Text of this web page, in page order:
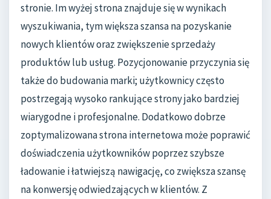
stronie. Im wyżej strona znajduje się w wynikach
wyszukiwania, tym większa szansa na pozyskanie
nowych klientów oraz zwiększenie sprzedaży
produktów lub usług. Pozycjonowanie przyczynia się
także do budowania marki; użytkownicy często
postrzegają wysoko rankujące strony jako bardziej
wiarygodne i profesjonalne. Dodatkowo dobrze
zoptymalizowana strona internetowa może poprawić
doświadczenia użytkowników poprzez szybsze
ładowanie i łatwiejszą nawigację, co zwiększa szansę
na konwersję odwiedzających w klientów. Z